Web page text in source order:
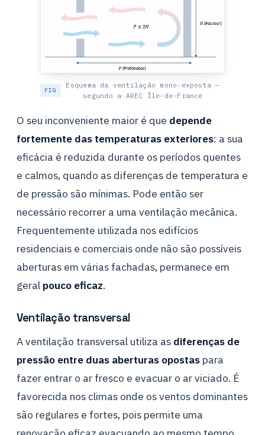
Esquema da ventilação mono-exposta —
segundo a AREC Île-de-France
O seu inconveniente maior é que depende
fortemente das temperaturas exteriores: a sua
eficácia é reduzida durante os períodos quentes
e calmos, quando as diferenças de temperatura e
de pressão são mínimas. Pode então ser
necessário recorrer a uma ventilação mecânica.
Frequentemente utilizada nos edifícios
residenciais e comerciais onde não são possíveis
aberturas em várias fachadas, permanece em
geral pouco eficaz.
Ventilação transversal
A ventilação transversal utiliza as diferenças de
pressão entre duas aberturas opostas para
fazer entrar o ar fresco e evacuar o ar viciado. É
favorecida nos climas onde os ventos dominantes
são regulares e fortes, pois permite uma